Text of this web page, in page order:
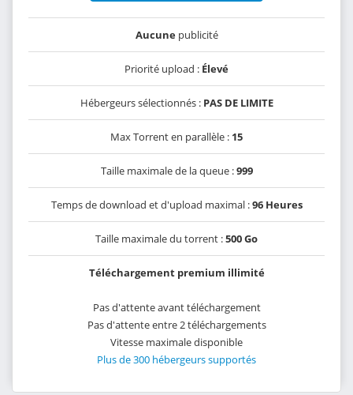
Aucunepublicité
Priorité upload : Élevé
Hébergeurs sélectionnés : PAS DE LIMITE
Max Torrent en parallèle : 15
Taille maximale de la queue :999
Temps de download et d'upload maximal :96 Heures
Taille maximale du torrent :500 Go
Téléchargement premium illimité
Pas d'attente avant téléchargement
Pas d'attente entre 2 téléchargements
Vitesse maximale disponible
Plus de 300 hébergeurs supportés